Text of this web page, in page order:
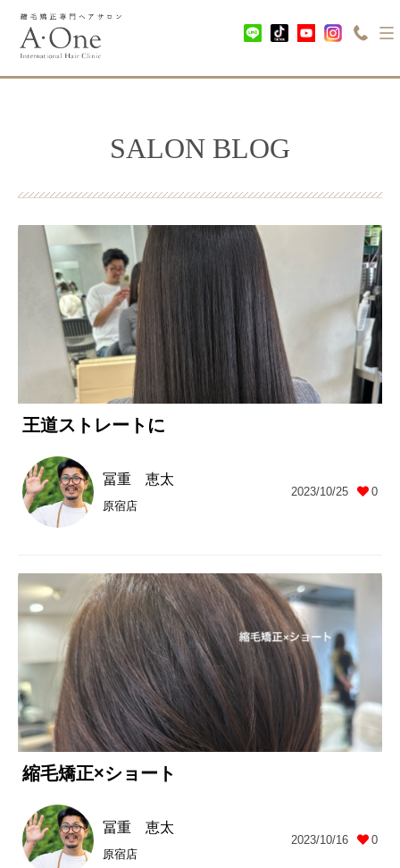
SALON BLOG
王道ストレートに
冨重 恵太
原宿店
2023/10/25 0
縮毛矯正×ショート
冨重 恵太
原宿店
2023/10/16 0